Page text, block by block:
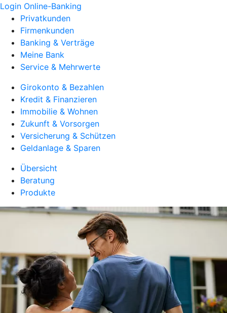
Login Online-Banking
Privatkunden
Firmenkunden
Banking & Verträge
Meine Bank
Service & Mehrwerte
Girokonto & Bezahlen
Kredit & Finanzieren
Immobilie & Wohnen
Zukunft & Vorsorgen
Versicherung & Schützen
Geldanlage & Sparen
Übersicht
Beratung
Produkte